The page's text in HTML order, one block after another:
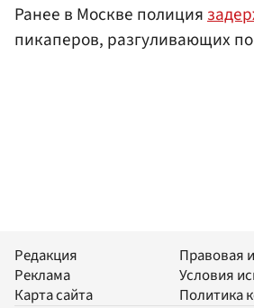
Ранее в Москве полиция
пикаперов, разгуливающих
Редакция
Реклама
Карта сайта
Правовая
Условия
Политика